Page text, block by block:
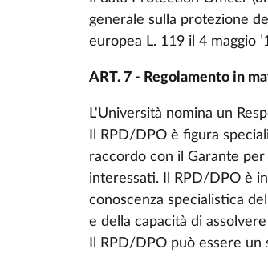
generale sulla protezione
europea L. 119 il 4 maggio
ART. 7 - Regolamento in
L'Università nomina un
Il RPD/DPO è figura
raccordo con il Garante
interessati. Il RPD/DPO è
conoscenza specialistica
e della capacità di
Il RPD/DPO può essere